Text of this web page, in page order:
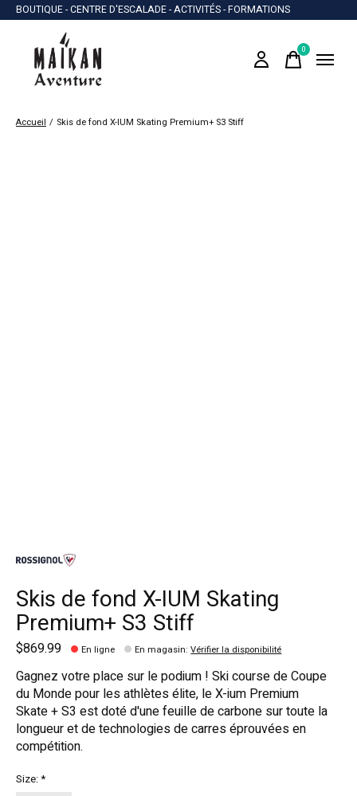
BOUTIQUE - CENTRE D'ESCALADE - ACTIVITÉS - FORMATIONS
0items
Accueil / Skis de fond X-IUM Skating Premium+ S3 Stiff
Skis de fond X-IUM Skating
Premium+ S3 Stiff
$869.99 En ligne En magasin:Vérifier la disponibilité
Gagnez votre place sur le podium ! Ski course de Coupe
du Monde pour les athlètes élite, le X-ium Premium
Skate + S3 est doté d'une feuille de carbone sur toute la
longueur et de technologies de carres éprouvées en
compétition.
Size:*